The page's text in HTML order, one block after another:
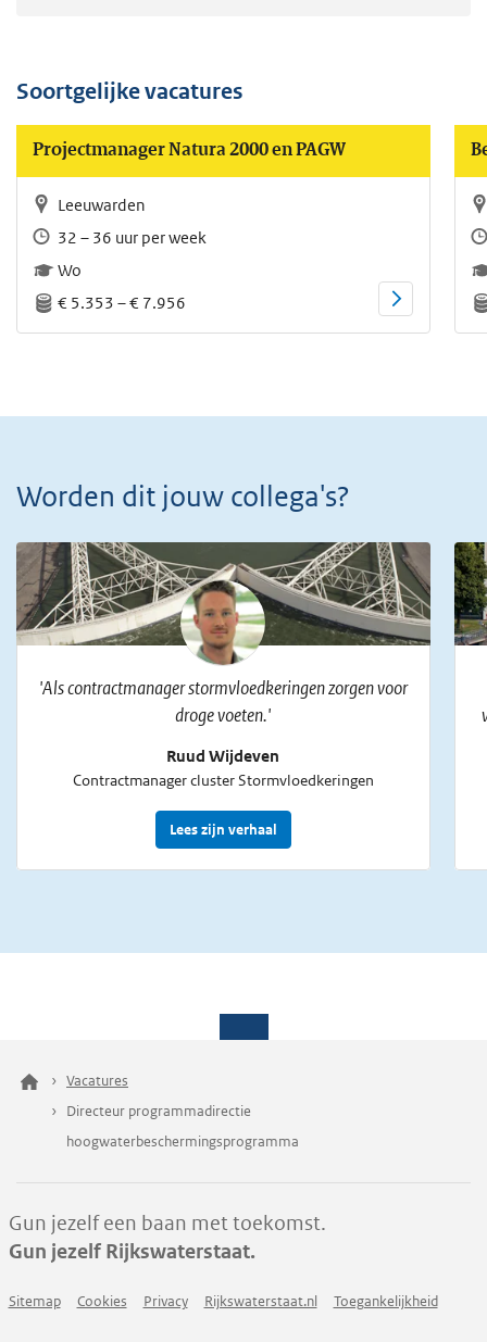
Soortgelijke vacatures
Projectmanager Natura 2000 en PAGW
Leeuwarden
32 – 36 uur per week
Wo
€ 5.353 – € 7.956
Worden dit jouw collega's?
Ruud Wijdeven
Contractmanager cluster Stormvloedkeringen
'Als contractmanager stormvloedkeringen zorgen voor
droge voeten.'
Lees zijn verhaal
Vacatures
Directeur programmadirectie
hoogwaterbeschermingsprogramma
Gun jezelf een baan met toekomst.
Gun jezelf Rijkswaterstaat.
Sitemap Cookies Privacy Rijkswaterstaat.nl Toegankelijkheid